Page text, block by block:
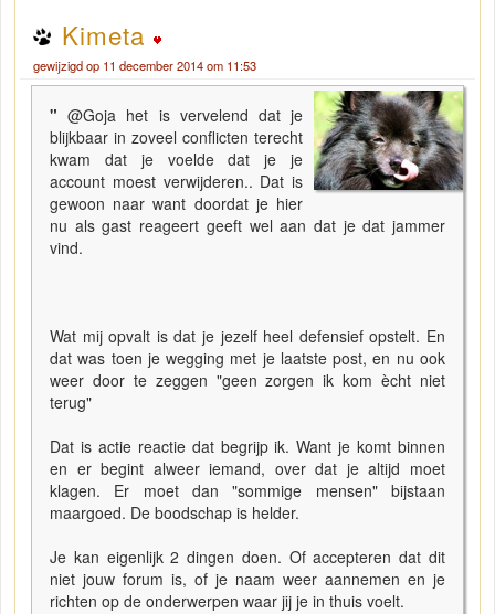
Kimeta
gewijzigd op 11 december 2014 om 11:53
"@Goja het is vervelend dat je
blijkbaar in zoveel conflicten terecht
kwam dat je voelde dat je je
account moest verwijderen.. Dat is
gewoon naar want doordat je hier
nu als gast reageert geeft wel aan dat je dat jammer
vind.
Wat mij opvalt is dat je jezelf heel defensief opstelt. En
dat was toen je wegging met je laatste post, en nu ook
weer door te zeggen "geen zorgen ik kom ècht niet
terug"
Dat is actie reactie dat begrijp ik. Want je komt binnen
en er begint alweer iemand, over dat je altijd moet
klagen. Er moet dan "sommige mensen" bijstaan
maargoed. De boodschap is helder.
Je kan eigenlijk 2 dingen doen. Of accepteren dat dit
niet jouw forum is, of je naam weer aannemen en je
richten op de onderwerpen waar jij je in thuis voelt.